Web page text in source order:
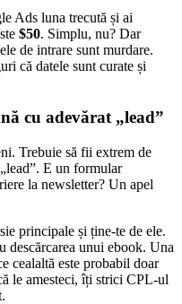
Ads luna trecută și ai
$50. Simplu, nu? Dar
de intrare sunt murdare.
că datele sunt curate și
cu adevărat „lead”
Trebuie să fii extrem de
E un formular
la newsletter? Un apel
principale și ține-te de ele.
descărcarea unui ebook. Una
cealaltă este probabil doar
le amesteci, îți strici CPL-ul